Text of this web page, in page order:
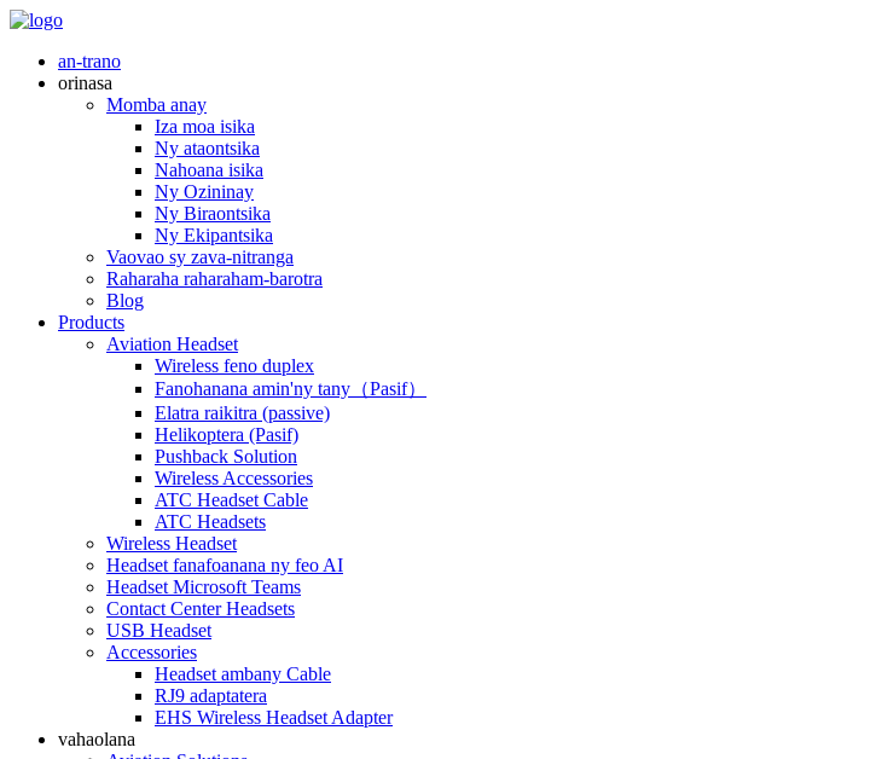
an-trano
orinasa
Momba anay
Iza moa isika
Ny ataontsika
Nahoana isika
Ny Ozininay
Ny Biraontsika
Ny Ekipantsika
Vaovao sy zava-nitranga
Raharaha raharaham-barotra
Blog
Products
Aviation Headset
Wireless feno duplex
Fanohanana amin'ny tany（Pasif）
Elatra raikitra (passive)
Helikoptera (Pasif)
Pushback Solution
Wireless Accessories
ATC Headset Cable
ATC Headsets
Wireless Headset
Headset fanafoanana ny feo AI
Headset Microsoft Teams
Contact Center Headsets
USB Headset
Accessories
Headset ambany Cable
RJ9 adaptatera
EHS Wireless Headset Adapter
vahaolana